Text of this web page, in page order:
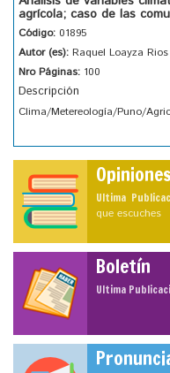
agrícola; caso de las
Código: 01895
Autor (es): Raquel Loayza Rios
Nro Páginas: 100
Descripción
Clima/Metereología/Puno/
Opiniones
Ultima
que escuches
Boletín
Ultima